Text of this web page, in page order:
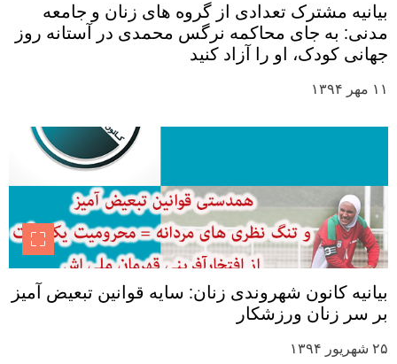
بیانیه مشترک تعدادی از گروه های زنان و جامعه
مدنی: به جای محاکمه نرگس محمدی در آستانه روز
جهانی کودک، او را آزاد کنید
۱۱ مهر ۱۳۹۴
بیانیه کانون شهروندی زنان: سایه قوانین تبعیض آمیز
بر سر زنان ورزشکار
۲۵ شهریور ۱۳۹۴